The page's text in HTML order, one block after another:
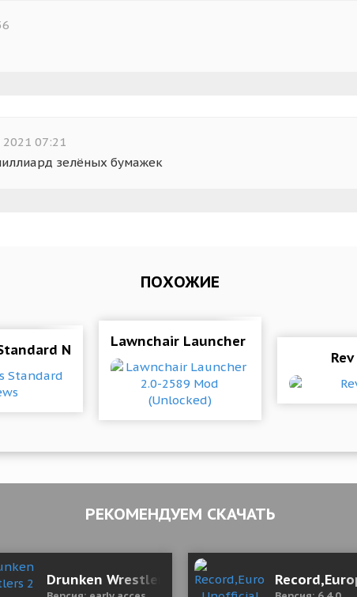
2021 07:21
зелёных бумажек
ПОХОЖИЕ
News
Lawnchair Launcher 2.0-2589 Mod
РЕКОМЕНДУЕМ СКАЧАТЬ
Mod (Premium)
Drunken Wrestlers 2